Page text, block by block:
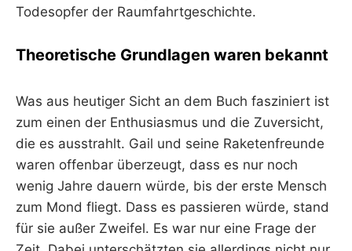
Todesopfer der Raumfahrtgeschichte.
Theoretische Grundlagen waren bekannt
Was aus heutiger Sicht an dem Buch fasziniert ist
zum einen der Enthusiasmus und die Zuversicht,
die es ausstrahlt. Gail und seine Raketenfreunde
waren offenbar überzeugt, dass es nur noch
wenig Jahre dauern würde, bis der erste Mensch
zum Mond fliegt. Dass es passieren würde, stand
für sie außer Zweifel. Es war nur eine Frage der